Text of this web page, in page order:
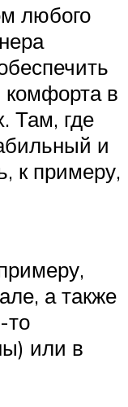
любого
комфорта в
Там, где
и
к примеру,
а также
то
или в